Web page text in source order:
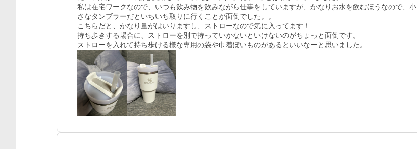
私は在宅ワークなので、いつも飲み物を飲みながら仕事をしていますが、かなりお水を飲むほうなので、小
さなタンブラーだといちいち取りに行くことが面倒でした。。
こちらだと、かなり量がはいりますし、ストローなので気に入ってます！
持ち歩きする場合に、ストローを別で持っていかないといけないのがちょっと面倒です。
ストローを入れて持ち歩ける様な専用の袋や巾着ぽいものがあるといいなーと思いました。